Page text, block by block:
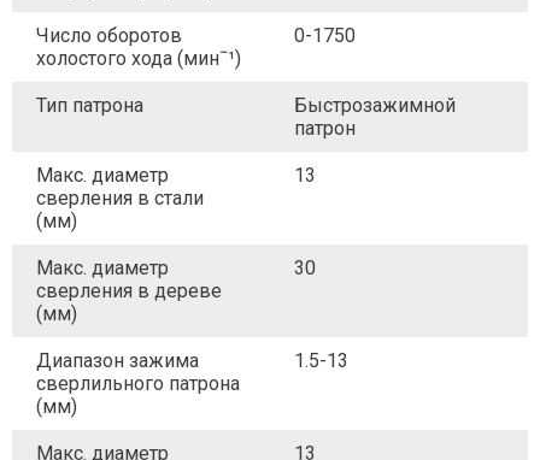
Число оборотов
холостого хода (минˉ¹)
0-1750
Тип патрона
Быстрозажимной
патрон
Макс. диаметр
сверления в стали
(мм)
13
Макс. диаметр
сверления в дереве
(мм)
30
Диапазон зажима
сверлильного патрона
(мм)
1.5-13
Макс. диаметр
13